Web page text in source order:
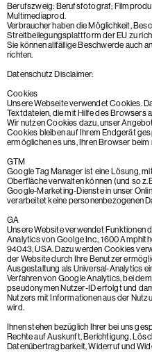
Berufszweig: Berufsfotograf;
Multimediaprod.
Verbraucher haben die Möglichkeit,
Streitbeilegungsplattform der EU zu
Sie können allfällige Beschwerde auch
richten.
Datenschutz Disclaimer:
Cookies
Unsere Webseite verwendet Cookies.
Textdateien, die mit Hilfe des Browsers
Wir nutzen Cookies dazu, unser
Cookies bleiben auf Ihrem Endgerät
ermöglichen es uns, Ihren Browser
GTM
Google Tag Manager ist eine Lösung,
Oberfläche verwalten können (und so
Google-Marketing-Dienste in unser
verarbeitet keine personenbezogenen
GA
Unsere Website verwendet Funktionen
Analytics von Goolge Inc., 1600
94043, USA. Dazu werden Cookies
der Website durch Ihre Benutzer
Ausgestaltung als Universal-Analytics
Verfahren von Google Analytics, bei
pseudonymen Nutzer-ID erfolgt und
Nutzers mit Informationen aus der
wird.
Ihnen stehen bezüglich Ihrer bei uns
Rechte auf Auskunft, Berichtigung,
Datenübertragbarkeit, Widerruf und